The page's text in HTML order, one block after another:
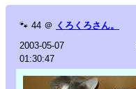
🐾 44 ＠ くろくろさん。
2003-05-07
01:30:47